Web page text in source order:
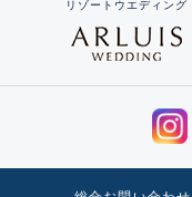
リゾートウエディング